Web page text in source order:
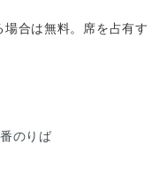
合は無料。席を占有す
のりば